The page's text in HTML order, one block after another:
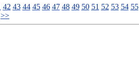
42 43 44 45 46 47 48 49 50 51 52 53 54 55
>>